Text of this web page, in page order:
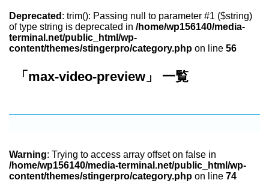
Deprecated : trim(): Passing null to parameter #1 ($string)
of type string is deprecated in /home/wp156140/media-
terminal.net/public_html/wp-
content/themes/stingerpro/category.php on line 56
「max-video-preview」 一覧
Warning: Trying to access array offset on false in
/home/wp156140/media-terminal.net/public_html/wp-
content/themes/stingerpro/category.php on line 74